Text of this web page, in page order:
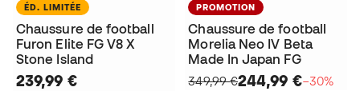
ÉD. LIMITÉE
Chaussure de football
Furon Elite FG V8 X
Stone Island
239,99 €
PROMOTION
Chaussure de football
Morelia Neo IV Beta
Made In Japan FG
349,99 €244,99 €−30%